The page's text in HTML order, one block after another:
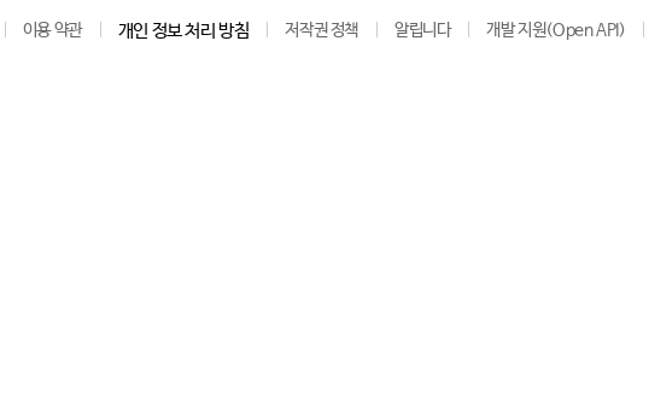
이용 약관 개인 정보 처리 방침 저작권 정책 알립니다 개발 지원(Open API)